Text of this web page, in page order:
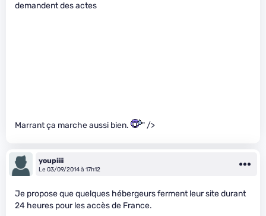
demandent des actes
Marrant ça marche aussi bien. " />
youpiiii
Le 03/09/2014 à 17h12
Je propose que quelques hébergeurs ferment leur site durant
24 heures pour les accès de France.